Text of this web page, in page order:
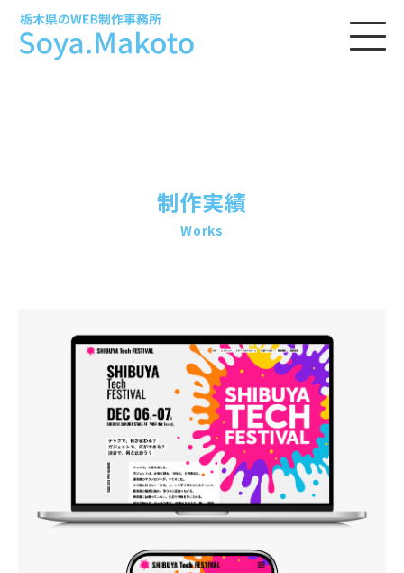
制作実績
Works